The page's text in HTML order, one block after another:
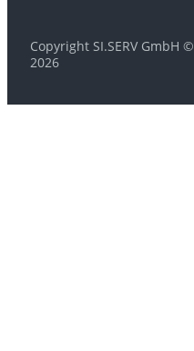
Copyright SI.SERV GmbH ©
2026